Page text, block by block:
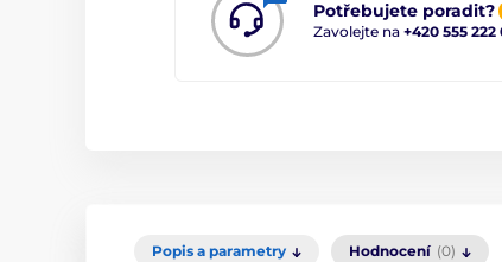
Potřebujete poradit?
Zavolejte na +420 555 222
Popis a parametry Hodnocení (0)